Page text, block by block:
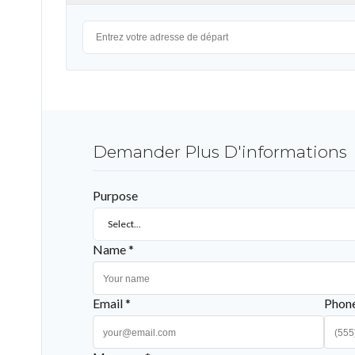
Demander Plus D'informations
Purpose
Select...
Name *
Email *